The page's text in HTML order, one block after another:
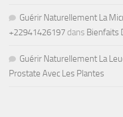
Guérir Naturellement La
+22941426197 dans Bienfaits
Guérir Naturellement La
Prostate Avec Les Plantes